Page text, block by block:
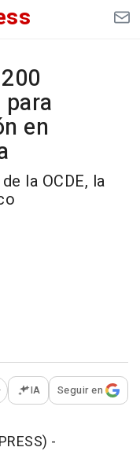
en
la OCDE, la
opciones para
IA Seguir en
-